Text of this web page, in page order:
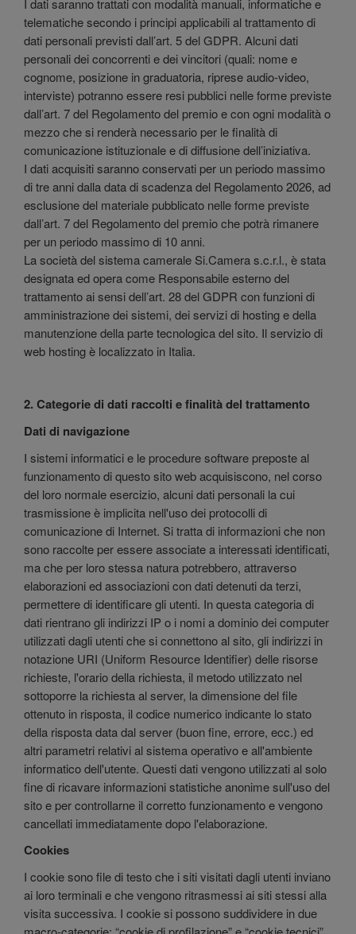
I dati saranno trattati con modalità manuali, informatiche e
telematiche secondo i principi applicabili al trattamento di
dati personali previsti dall’art. 5 del GDPR. Alcuni dati
personali dei concorrenti e dei vincitori (quali: nome e
cognome, posizione in graduatoria, riprese audio-video,
interviste) potranno essere resi pubblici nelle forme previste
dall’art. 7 del Regolamento del premio e con ogni modalità o
mezzo che si renderà necessario per le finalità di
comunicazione istituzionale e di diffusione dell’iniziativa.
I dati acquisiti saranno conservati per un periodo massimo
di tre anni dalla data di scadenza del Regolamento 2026, ad
esclusione del materiale pubblicato nelle forme previste
dall’art. 7 del Regolamento del premio che potrà rimanere
per un periodo massimo di 10 anni.
La società del sistema camerale Si.Camera s.c.r.l., è stata
designata ed opera come Responsabile esterno del
trattamento ai sensi dell’art. 28 del GDPR con funzioni di
amministrazione dei sistemi, dei servizi di hosting e della
manutenzione della parte tecnologica del sito. Il servizio di
web hosting è localizzato in Italia.
2. Categorie di dati raccolti e finalità del trattamento
Dati di navigazione
I sistemi informatici e le procedure software preposte al
funzionamento di questo sito web acquisiscono, nel corso
del loro normale esercizio, alcuni dati personali la cui
trasmissione è implicita nell'uso dei protocolli di
comunicazione di Internet. Si tratta di informazioni che non
sono raccolte per essere associate a interessati identificati,
ma che per loro stessa natura potrebbero, attraverso
elaborazioni ed associazioni con dati detenuti da terzi,
permettere di identificare gli utenti. In questa categoria di
dati rientrano gli indirizzi IP o i nomi a dominio dei computer
utilizzati dagli utenti che si connettono al sito, gli indirizzi in
notazione URI (Uniform Resource Identifier) delle risorse
richieste, l'orario della richiesta, il metodo utilizzato nel
sottoporre la richiesta al server, la dimensione del file
ottenuto in risposta, il codice numerico indicante lo stato
della risposta data dal server (buon fine, errore, ecc.) ed
altri parametri relativi al sistema operativo e all'ambiente
informatico dell'utente. Questi dati vengono utilizzati al solo
fine di ricavare informazioni statistiche anonime sull'uso del
sito e per controllarne il corretto funzionamento e vengono
cancellati immediatamente dopo l'elaborazione.
Cookies
I cookie sono file di testo che i siti visitati dagli utenti inviano
ai loro terminali e che vengono ritrasmessi ai siti stessi alla
visita successiva. I cookie si possono suddividere in due